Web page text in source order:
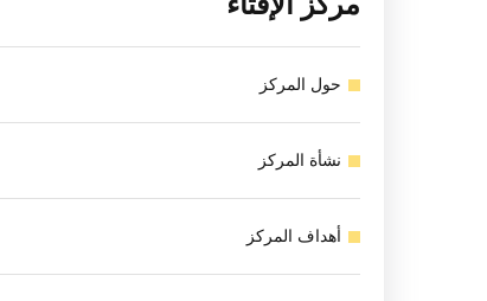
حول المركز
نشأة المركز
أهداف المركز